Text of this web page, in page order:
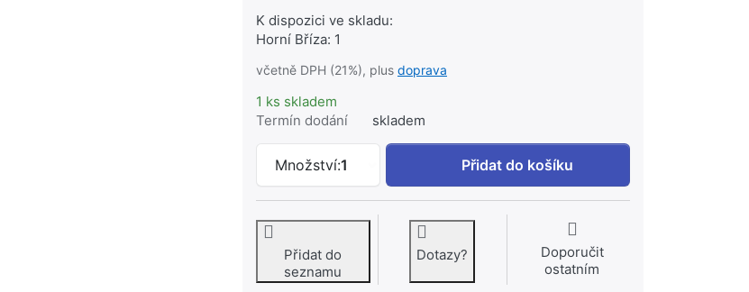
K dispozici ve skladu:
Horní Bříza: 1
včetně DPH (21%), plus doprava
1 ks skladem
Termín dodání
skladem
Množství:1
GEBERIT Zápachová uzávěrka Geberit pro spotřebiče
Přidat do košíku
Přidat do
seznamu
Dotazy?
Doporučit
ostatním